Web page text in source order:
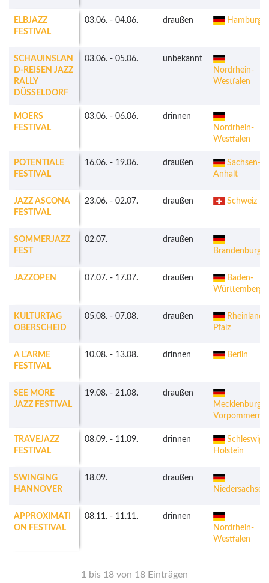
ELBJAZZ
FESTIVAL
03.06. - 04.06. draußen Hamburg
SCHAUINSLAN
D-REISEN JAZZ
RALLY
DÜSSELDORF
03.06. - 05.06.
unbekannt
Nordrhein-
Westfalen
MOERS
FESTIVAL
03.06. - 06.06.
drinnen
Nordrhein-
Westfalen
POTENTIALE
FESTIVAL
16.06. - 19.06. draußen
Sachsen-
Anhalt
JAZZ ASCONA
FESTIVAL
23.06. - 02.07. draußen Schweiz
SOMMERJAZZ
FEST
02.07.
draußen
Brandenburg
JAZZOPEN 07.07. - 17.07. draußen
Baden-
Württemberg
KULTURTAG
OBERSCHEID
05.08. - 07.08. draußen
Rheinland-
Pfalz
A L'ARME
FESTIVAL
10.08. - 13.08. drinnen Berlin
SEE MORE
JAZZ FESTIVAL
19.08. - 21.08.
draußen
Mecklenburg-
Vorpommern
TRAVEJAZZ
FESTIVAL
08.09. - 11.09. drinnen
Schleswig-
Holstein
SWINGING
HANNOVER
18.09.
draußen
Niedersachsen
APPROXIMATI
ON FESTIVAL
08.11. - 11.11.
drinnen
Nordrhein-
Westfalen
1 bis 18 von 18 Einträgen